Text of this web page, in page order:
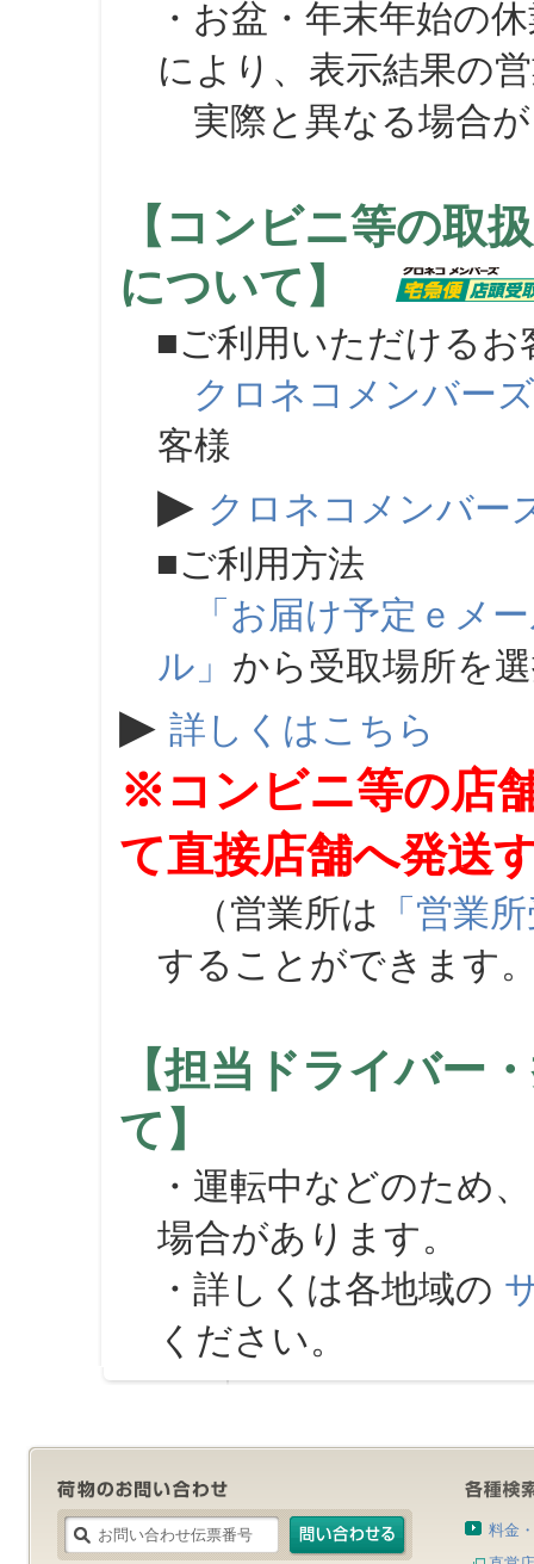
・お盆・年末年始の
により、表示結果の
実際と異なる場合が
【コンビニ等の取
について】
■ご利用いただけるお
クロネコメンバーズ
客様
▶ クロネコメンバー
■ご利用方法
「お届け予定ｅメ
ル」 から受取場所を
▶ 詳しくはこちら
※コンビニ等の店
て直接店舗へ発送
（営業所は 「営業
することができます
【担当ドライバー
て】
・運転中などのため
場合があります。
・詳しくは各地域の
ください。
料金